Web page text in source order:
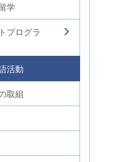
学
プログラ
活動
取組